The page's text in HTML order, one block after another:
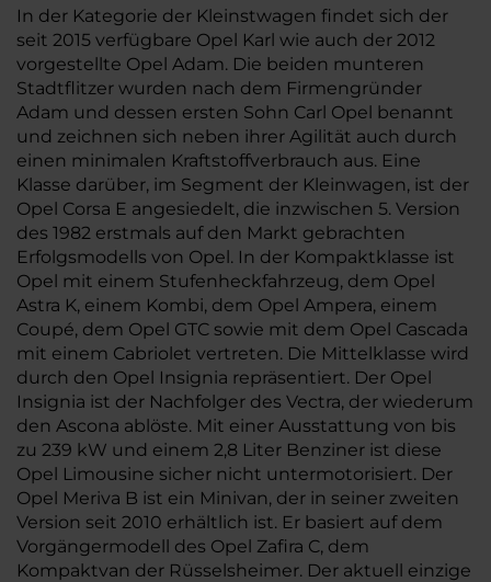
In der Kategorie der Kleinstwagen findet sich der
seit 2015 verfügbare Opel Karl wie auch der 2012
vorgestellte Opel Adam. Die beiden munteren
Stadtflitzer wurden nach dem Firmengründer
Adam und dessen ersten Sohn Carl Opel benannt
und zeichnen sich neben ihrer Agilität auch durch
einen minimalen Kraftstoffverbrauch aus. Eine
Klasse darüber, im Segment der Kleinwagen, ist der
Opel Corsa E angesiedelt, die inzwischen 5. Version
des 1982 erstmals auf den Markt gebrachten
Erfolgsmodells von Opel. In der Kompaktklasse ist
Opel mit einem Stufenheckfahrzeug, dem Opel
Astra K, einem Kombi, dem Opel Ampera, einem
Coupé, dem Opel GTC sowie mit dem Opel Cascada
mit einem Cabriolet vertreten. Die Mittelklasse wird
durch den Opel Insignia repräsentiert. Der Opel
Insignia ist der Nachfolger des Vectra, der wiederum
den Ascona ablöste. Mit einer Ausstattung von bis
zu 239 kW und einem 2,8 Liter Benziner ist diese
Opel Limousine sicher nicht untermotorisiert. Der
Opel Meriva B ist ein Minivan, der in seiner zweiten
Version seit 2010 erhältlich ist. Er basiert auf dem
Vorgängermodell des Opel Zafira C, dem
Kompaktvan der Rüsselsheimer. Der aktuell einzige